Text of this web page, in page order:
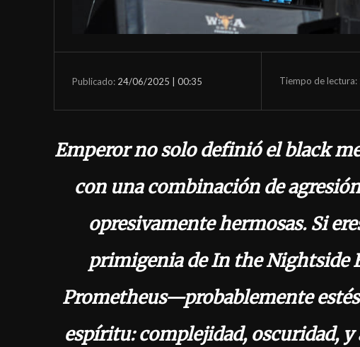
Publicado: 24/06/2025 | 00:35 Tiempo de lectura:
Emperor no solo definió el black
con una combinación de
opresivamente hermosas. Si
primigenia de In the Nightside
Prometheus—probablemente
espíritu: complejidad, oscuridad,